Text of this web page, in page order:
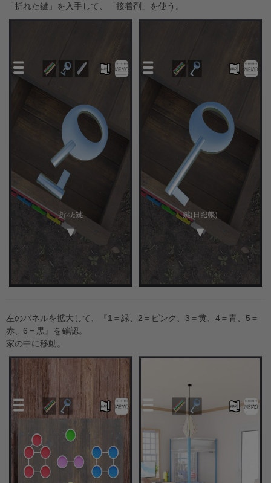
「折れた鍵」を入手して、「接着剤」を使う。
左のパネルを拡大して、『1＝緑、2＝ピンク、3＝黄、4＝青、5＝
赤、6＝黒』を確認。
家の中に移動。